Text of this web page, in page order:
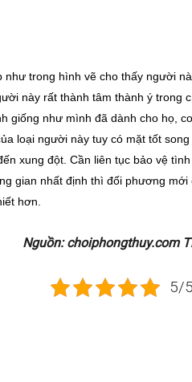
trong hình vẽ cho thấy người
này rất thành tâm thành ý trong
giống như mình đã dành cho họ,
loại người này tuy có mặt tốt song
xung đột. Cần liên tục bảo vệ
gian nhất định thì đối phương mới
hơn.
Nguồn: choiphongthuy.com
5/